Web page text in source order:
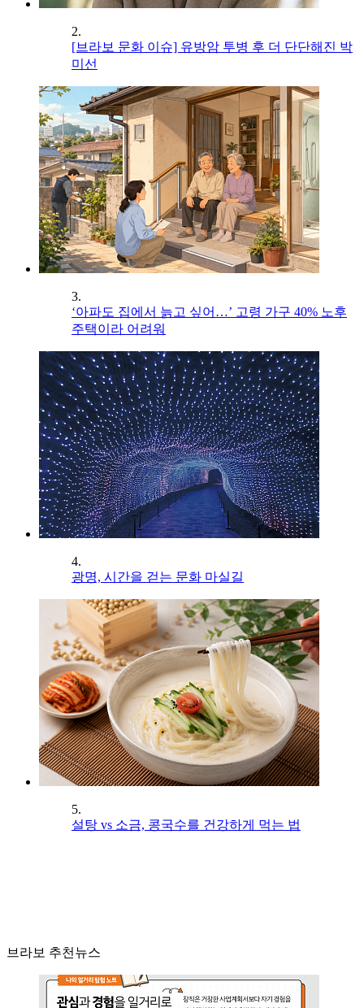
2.
[브라보 문화 이슈] 유방암 투병 후 더 단단해진 박
미선
3.
‘아파도 집에서 늙고 싶어…’ 고령 가구 40% 노후
주택이라 어려워
4.
광명, 시간을 걷는 문화 마실길
5.
설탕 vs 소금, 콩국수를 건강하게 먹는 법
브라보 추천뉴스